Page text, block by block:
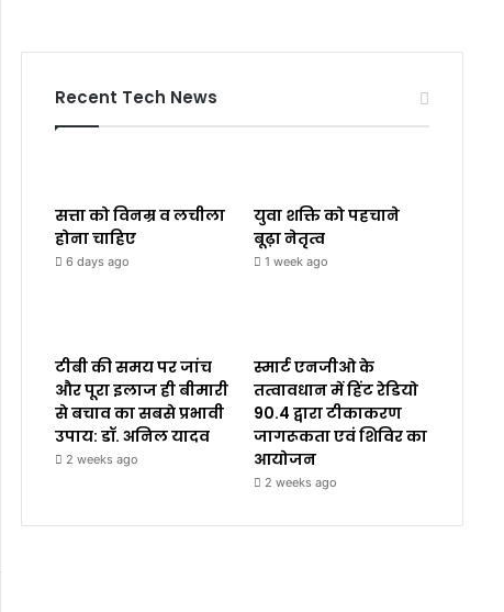
Recent Tech News
सत्ता को विनम्र व लचीला
होना चाहिए
6 days ago
युवा शक्ति को पहचाने
बूढ़ा नेतृत्व
1 week ago
टीबी की समय पर जांच
और पूरा इलाज ही बीमारी
से बचाव का सबसे प्रभावी
उपाय: डॉ. अनिल यादव
2 weeks ago
स्मार्ट एनजीओ के
तत्वावधान में हिंट रेडियो
90.4 द्वारा टीकाकरण
जागरूकता एवं शिविर का
आयोजन
2 weeks ago